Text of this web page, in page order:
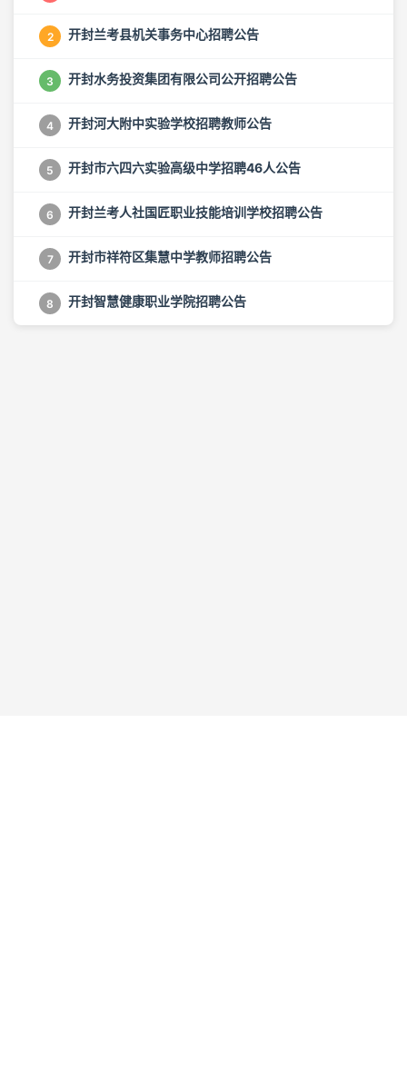
2 开封兰考县机关事务中心招聘公告
3 开封水务投资集团有限公司公开招聘公告
4 开封河大附中实验学校招聘教师公告
5 开封市六四六实验高级中学招聘46人公告
6 开封兰考人社国匠职业技能培训学校招聘公告
7 开封市祥符区集慧中学教师招聘公告
8 开封智慧健康职业学院招聘公告